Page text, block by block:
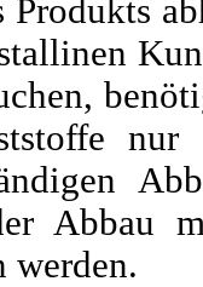
nur
Abbau
werden.